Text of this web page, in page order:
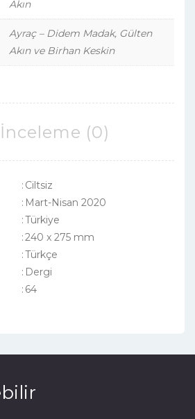
Akın
Ayraç – Didem Madak, Gülten
Akın ve Birhan Keskin
İnceleme (0)
: Ciltsiz
: Mart-Nisan 2020
:Türkiye
:240 x 275 mm
:Türkçe
: Dergi
: 64